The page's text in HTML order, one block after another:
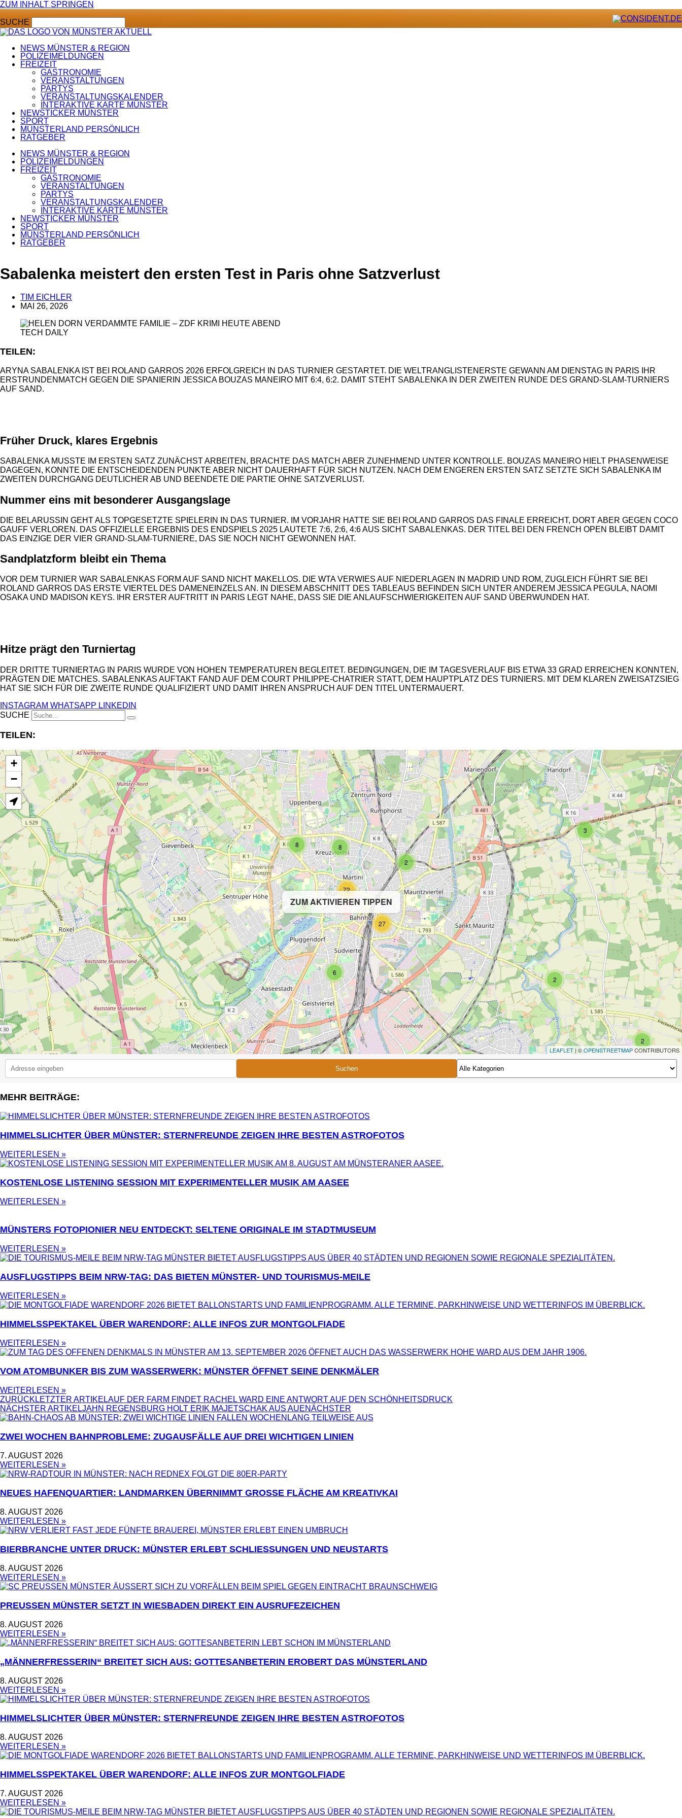
ZUM INHALT SPRINGEN
SUCHE
NEWS MÜNSTER & REGION
POLIZEIMELDUNGEN
FREIZEIT
GASTRONOMIE
VERANSTALTUNGEN
PARTYS
VERANSTALTUNGSKALENDER
INTERAKTIVE KARTE MÜNSTER
NEWSTICKER MÜNSTER
SPORT
MÜNSTERLAND PERSÖNLICH
RATGEBER
NEWS MÜNSTER & REGION
POLIZEIMELDUNGEN
FREIZEIT
GASTRONOMIE
VERANSTALTUNGEN
PARTYS
VERANSTALTUNGSKALENDER
INTERAKTIVE KARTE MÜNSTER
NEWSTICKER MÜNSTER
SPORT
MÜNSTERLAND PERSÖNLICH
RATGEBER
ANZEIGE
Sabalenka meistert den ersten Test in Paris ohne Satzverlust
TIM EICHLER
MAI 26, 2026
TECH DAILY
TEILEN:
ARYNA SABALENKA IST BEI ROLAND GARROS 2026 ERFOLGREICH IN DAS TURNIER GESTARTET. DIE WELTRANGLISTENERSTE GEWANN AM DIENSTAG IN PARIS IHR
ERSTRUNDENMATCH GEGEN DIE SPANIERIN JESSICA BOUZAS MANEIRO MIT 6:4, 6:2. DAMIT STEHT SABALENKA IN DER ZWEITEN RUNDE DES GRAND-SLAM-TURNIERS
AUF SAND.
Früher Druck, klares Ergebnis
SABALENKA MUSSTE IM ERSTEN SATZ ZUNÄCHST ARBEITEN, BRACHTE DAS MATCH ABER ZUNEHMEND UNTER KONTROLLE. BOUZAS MANEIRO HIELT PHASENWEISE
DAGEGEN, KONNTE DIE ENTSCHEIDENDEN PUNKTE ABER NICHT DAUERHAFT FÜR SICH NUTZEN. NACH DEM ENGEREN ERSTEN SATZ SETZTE SICH SABALENKA IM
ZWEITEN DURCHGANG DEUTLICHER AB UND BEENDETE DIE PARTIE OHNE SATZVERLUST.
Nummer eins mit besonderer Ausgangslage
DIE BELARUSSIN GEHT ALS TOPGESETZTE SPIELERIN IN DAS TURNIER. IM VORJAHR HATTE SIE BEI ROLAND GARROS DAS FINALE ERREICHT, DORT ABER GEGEN COCO
GAUFF VERLOREN. DAS OFFIZIELLE ERGEBNIS DES ENDSPIELS 2025 LAUTETE 7:6, 2:6, 4:6 AUS SICHT SABALENKAS. DER TITEL BEI DEN FRENCH OPEN BLEIBT DAMIT
DAS EINZIGE DER VIER GRAND-SLAM-TURNIERE, DAS SIE NOCH NICHT GEWONNEN HAT.
Sandplatzform bleibt ein Thema
VOR DEM TURNIER WAR SABALENKAS FORM AUF SAND NICHT MAKELLOS. DIE WTA VERWIES AUF NIEDERLAGEN IN MADRID UND ROM, ZUGLEICH FÜHRT SIE BEI
ROLAND GARROS DAS ERSTE VIERTEL DES DAMENEINZELS AN. IN DIESEM ABSCHNITT DES TABLEAUS BEFINDEN SICH UNTER ANDEREM JESSICA PEGULA, NAOMI
OSAKA UND MADISON KEYS. IHR ERSTER AUFTRITT IN PARIS LEGT NAHE, DASS SIE DIE ANLAUFSCHWIERIGKEITEN AUF SAND ÜBERWUNDEN HAT.
Hitze prägt den Turniertag
DER DRITTE TURNIERTAG IN PARIS WURDE VON HOHEN TEMPERATUREN BEGLEITET. BEDINGUNGEN, DIE IM TAGESVERLAUF BIS ETWA 33 GRAD ERREICHEN KONNTEN,
PRÄGTEN DIE MATCHES. SABALENKAS AUFTAKT FAND AUF DEM COURT PHILIPPE-CHATRIER STATT, DEM HAUPTPLATZ DES TURNIERS. MIT DEM KLAREN ZWEISATZSIEG
HAT SIE SICH FÜR DIE ZWEITE RUNDE QUALIFIZIERT UND DAMIT IHREN ANSPRUCH AUF DEN TITEL UNTERMAUERT.
INSTAGRAM WHATSAPP LINKEDIN
SUCHE
TEILEN:
ZUM AKTIVIEREN TIPPEN
2
3
2
2
2
2
2
2
8
6
8
27
5
72
+
−
LEAFLET | ©OPENSTREETMAPCONTRIBUTORS
Suchen
MEHR BEITRÄGE:
HIMMELSLICHTER ÜBER MÜNSTER: STERNFREUNDE ZEIGEN IHRE BESTEN ASTROFOTOS
WEITERLESEN »
KOSTENLOSE LISTENING SESSION MIT EXPERIMENTELLER MUSIK AM AASEE
WEITERLESEN »
MÜNSTERS FOTOPIONIER NEU ENTDECKT: SELTENE ORIGINALE IM STADTMUSEUM
WEITERLESEN »
AUSFLUGSTIPPS BEIM NRW-TAG: DAS BIETEN MÜNSTER- UND TOURISMUS-MEILE
WEITERLESEN »
HIMMELSSPEKTAKEL ÜBER WARENDORF: ALLE INFOS ZUR MONTGOLFIADE
WEITERLESEN »
VOM ATOMBUNKER BIS ZUM WASSERWERK: MÜNSTER ÖFFNET SEINE DENKMÄLER
WEITERLESEN »
ZURÜCK LETZTER ARTIKELAUF DER FARM FINDET RACHEL WARD EINE ANTWORT AUF DEN SCHÖNHEITSDRUCK
NÄCHSTER ARTIKELJAHN REGENSBURG HOLT ERIK MAJETSCHAK AUS AUENÄCHSTER
ZWEI WOCHEN BAHNPROBLEME: ZUGAUSFÄLLE AUF DREI WICHTIGEN LINIEN
7. AUGUST 2026
WEITERLESEN »
NEUES HAFENQUARTIER: LANDMARKEN ÜBERNIMMT GROSSE FLÄCHE AM KREATIVKAI
8. AUGUST 2026
WEITERLESEN »
BIERBRANCHE UNTER DRUCK: MÜNSTER ERLEBT SCHLIESSUNGEN UND NEUSTARTS
8. AUGUST 2026
WEITERLESEN »
PREUSSEN MÜNSTER SETZT IN WIESBADEN DIREKT EIN AUSRUFEZEICHEN
8. AUGUST 2026
WEITERLESEN »
„MÄNNERFRESSERIN“ BREITET SICH AUS: GOTTESANBETERIN EROBERT DAS MÜNSTERLAND
8. AUGUST 2026
WEITERLESEN »
HIMMELSLICHTER ÜBER MÜNSTER: STERNFREUNDE ZEIGEN IHRE BESTEN ASTROFOTOS
8. AUGUST 2026
WEITERLESEN »
HIMMELSSPEKTAKEL ÜBER WARENDORF: ALLE INFOS ZUR MONTGOLFIADE
7. AUGUST 2026
WEITERLESEN »